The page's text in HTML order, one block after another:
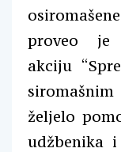
proveo je
akciju
željelo
udžbenika